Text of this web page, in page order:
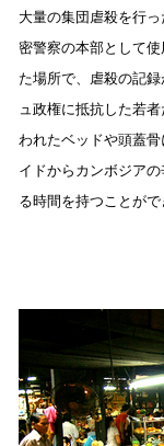
大量の集団虐殺を行
密警察の本部として
た場所で、虐殺の記
ュ政権に抵抗した若
われたベッドや頭蓋
イドからカンボジア
る時間を持つことがで